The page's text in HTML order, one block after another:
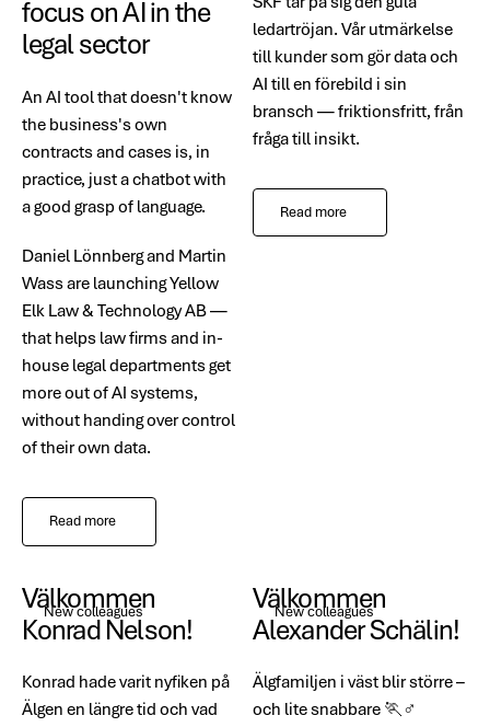
focus on AI in the
legal sector
An AI tool that doesn't know
the business's own
contracts and cases is, in
practice, just a chatbot with
a good grasp of language.
Daniel Lönnberg and Martin
Wass are launching Yellow
Elk Law & Technology AB —
that helps law firms and in-
house legal departments get
more out of AI systems,
without handing over control
of their own data.
Read more
ledartröjan. Vår utmärkelse
till kunder som gör data och
AI till en förebild i sin
bransch — friktionsfritt, från
fråga till insikt.
Read more
New colleagues
Välkommen
Konrad Nelson!
Konrad hade varit nyfiken på
Älgen en längre tid och vad
New colleagues
Välkommen
Alexander Schälin!
Älgfamiljen i väst blir större –
och lite snabbare 🏃♂️